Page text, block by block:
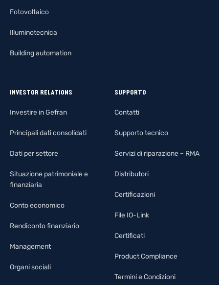
Fotovoltaico
Illuminotecnica
Building automation
INVESTOR RELATIONS
Investire in Gefran
Principali dati consolidati
Dati per settore
Situazione patrimoniale e
finanziaria
Conto economico
Rendiconto finanziario
Management
Organi sociali
SUPPORTO
Contatti
Supporto tecnico
Servizi di riparazione – RMA
Distributori
Certificazioni
File IO-Link
Certificati
Product Compliance
Termini e Condizioni